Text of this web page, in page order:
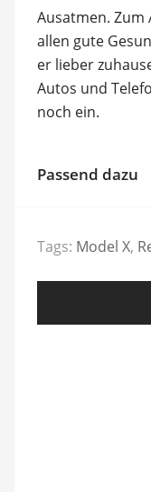
Ausatmen.
allen gute
er lieber
Autos und
noch ein.
Passend dazu
Tags: Model X,